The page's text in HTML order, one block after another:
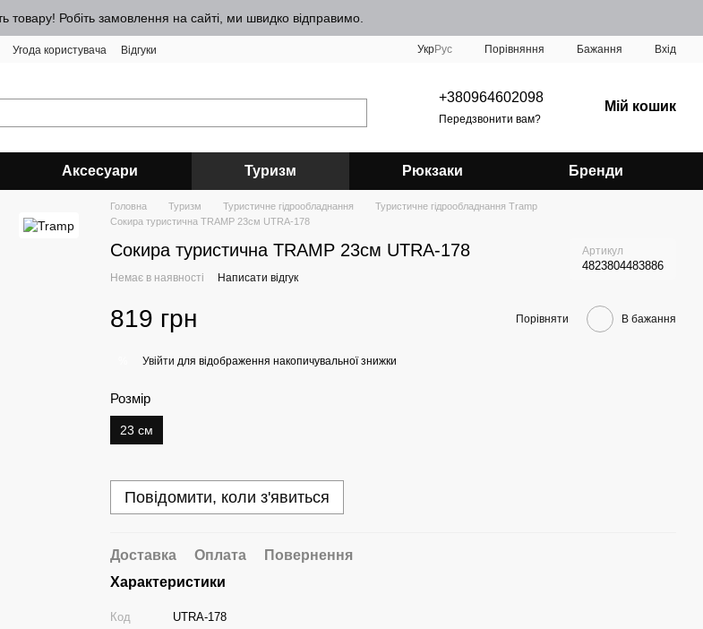
товару! Робіть замовлення на сайті, ми швидко відправимо.
Угода користувача Відгуки УкрРус Порівняння Бажання Вхід
+380964602098
Передзвонити вам?
Мій кошик
Аксесуари Туризм Рюкзаки Бренди
Головна Туризм Туристичне гідрообладнання
Туристичне гідрообладнання Tramp
Сокира туристична TRAMP 23см UTRA-178
Сокира туристична TRAMP 23см UTRA-178 Артикул
4823804483886
Немає в наявності Написати відгук
819 грн Порівняти В бажання
Увійти для відображення накопичувальної знижки
Розмір
23 см
Повідомити, коли з'явиться
Доставка Оплата
Повернення
Характеристики
Код
UTRA-178